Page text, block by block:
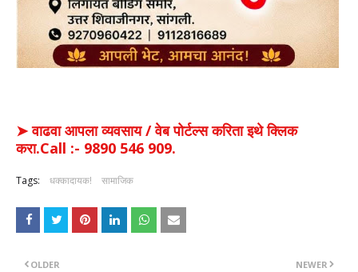
➤ वाढवा आपला व्यवसाय / वेब पोर्टल्स करिता इथे क्लिक
करा.Call :- 9890 546 909.
Tags: धक्कादायक! सामाजिक
NEWER
OLDER